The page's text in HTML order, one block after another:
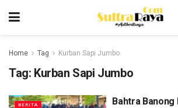
Home Tag Kurban Sapi Jumbo
Tag: Kurban Sapi Jumbo
BERITA
Bahtra Banong